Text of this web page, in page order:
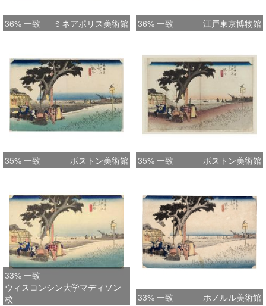
36% 一致 ミネアポリス美術館 36% 一致 江戸東京博物館
35% 一致 ボストン美術館 35% 一致 ボストン美術館
33% 一致
ウィスコンシン大学マディソン
校
33% 一致 ホノルル美術館